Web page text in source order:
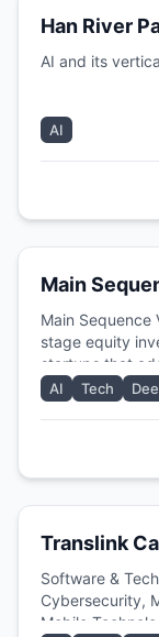
Han River
AI and its
AI
Main
Main Sequence
stage equity
startups that
and advanced
AI Tech
Translink
Software &
Cybersecurity,
Mobile